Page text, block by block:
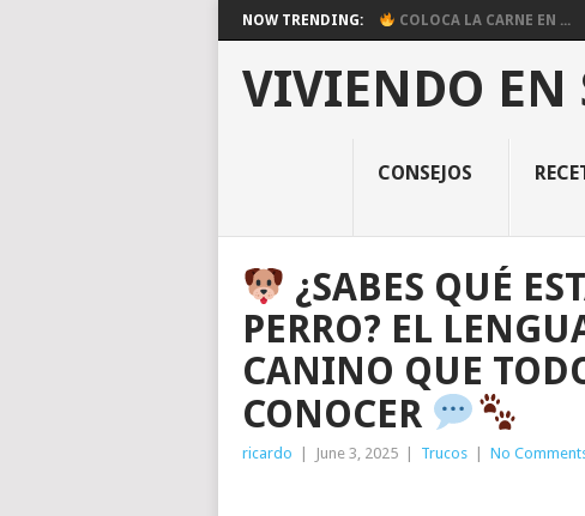
NOW TRENDING: COLOCA LA CARNE EN ...
VIVIENDO EN
CONSEJOS
¿SABES QUÉ
PERRO? EL
CANINO QUE
CONOCER
ricardo | June 3, 2025 | Trucos | No